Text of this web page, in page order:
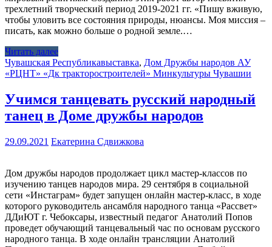
трехлетний творческий период 2019-2021 гг. «Пишу вживую,
чтобы уловить все состояния природы, нюансы. Моя миссия –
писать, как можно больше о родной земле.…
Читать далее
Чувашская Республикавыставка, Дом Дружбы народов АУ
«РЦНТ» «Дк тракторостроителей» Минкультуры Чувашии
Учимся танцевать русский народный
танец в Доме дружбы народов
29.09.2021 Екатерина Сдвижкова
Дом дружбы народов продолжает цикл мастер-классов по
изучению танцев народов мира. 29 сентября в социальной
сети «Инстаграм» будет запущен онлайн мастер-класс, в ходе
которого руководитель ансамбля народного танца «Рассвет»
ДДиЮТ г. Чебоксары, известный педагог Анатолий Попов
проведет обучающий танцевальный час по основам русского
народного танца. В ходе онлайн трансляции Анатолий